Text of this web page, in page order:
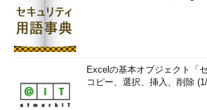
Excelの基本オブジェクト「
コピー、選択、挿入、削除